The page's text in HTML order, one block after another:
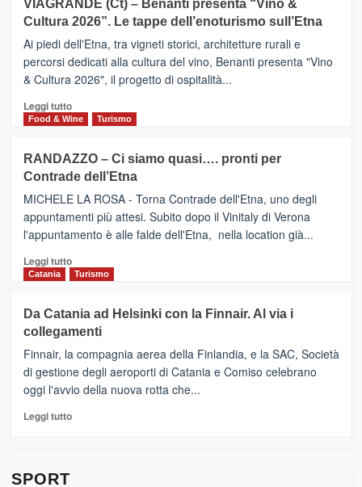
Anche
la
Alcantara
nei
primi
nella
classifica
IL
SAN
DOMENICO
PALACE
TAORMINA,
UN
HOTEL
FOUR
IL
NUOVO
SUMMER
CLUB
VIAGRANDE (Ct) – Benanti presenta “Vino &
Cultura 2026”. Le tappe dell’enoturismo sull’Etna
Ai piedi dell'Etna, tra vigneti storici, architetture rurali e
percorsi dedicati alla cultura del vino, Benanti presenta "Vino
& Cultura 2026", il progetto di ospitalità...
Leggi tuttoLeggi
di
VIAGRANDE
(Ct)
–
Benanti
presenta
“Vino
&
Cultura
tappe
dell’enoturismo
Food & Wine Turismo
RANDAZZO – Ci siamo quasi…. pronti per
Contrade dell’Etna
MICHELE LA ROSA - Torna Contrade dell'Etna, uno degli
appuntamenti più attesi. Subito dopo il Vinitaly di Verona
l'appuntamento è alle falde dell'Etna, nella location già...
Leggi tuttoLeggi
di
RANDAZZO
–
Ci
siamo
quasi….
pronti
per
Catania Turismo
Da Catania ad Helsinki con la Finnair. Al via i
collegamenti
Finnair, la compagnia aerea della Finlandia, e la SAC, Società
di gestione degli aeroporti di Catania e Comiso celebrano
oggi l'avvio della nuova rotta che...
Leggi tuttoLeggi
SPORT